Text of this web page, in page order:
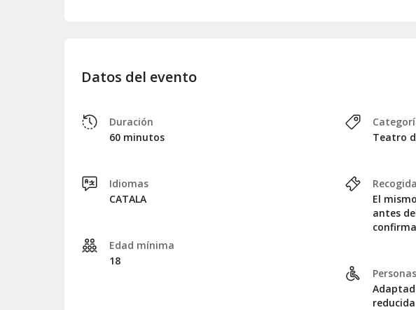
Datos del evento
Duración
60 minutos
Idiomas
CATALA
Edad mínima
18
Teatro
El
antes
reducida